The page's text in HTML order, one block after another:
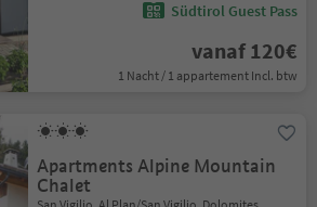
Südtirol Guest Pass
vanaf 120€
1 Nacht / 1 appartement Incl. btw
Apartments Alpine Mountain
Chalet